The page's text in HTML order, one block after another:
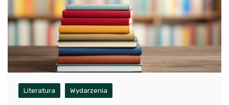
Literatura Wydarzenia